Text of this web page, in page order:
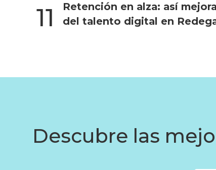
Retención en alza: así
del talento digital en
Descubre las